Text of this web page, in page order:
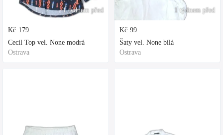
1 týdnem před
Kč 179
Cecil Top vel. None modrá
Ostrava
1 týdnem před
Kč 99
Šaty vel. None bílá
Ostrava